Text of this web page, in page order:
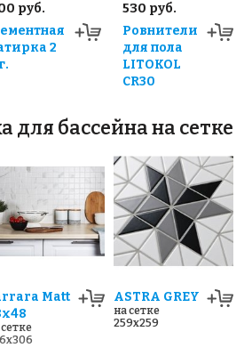
руб.
2
530 руб.
Ровнители
для пола
LITOKOL
CR30
для бассейна на сетке
Matt
ASTRA GREY
на сетке
259x259